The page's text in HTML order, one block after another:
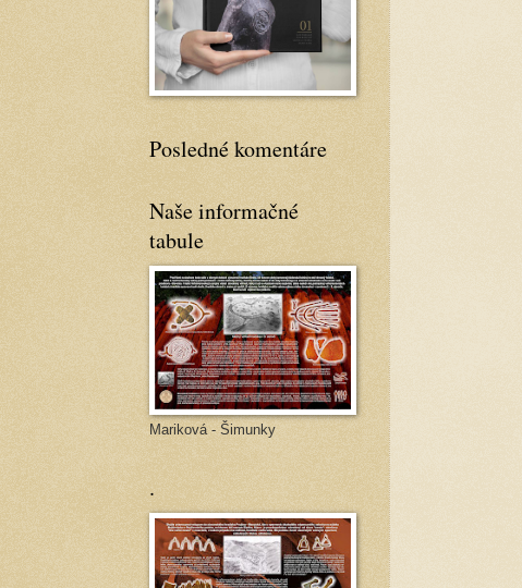
Posledné komentáre
Naše informačné
tabule
Mariková - Šimunky
.